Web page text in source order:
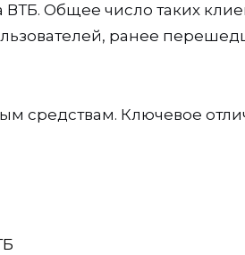
ВТБ. Общее число таких
ранее
средствам. Ключевое